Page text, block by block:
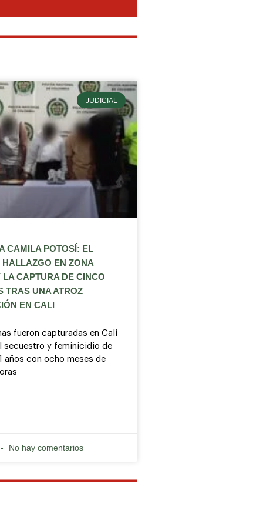
JUDICIAL
CAMILA POTOSÍ: EL
EN ZONA
LA CAPTURA DE CINCO
TRAS UNA ATROZ
EN CALI
fueron capturadas en Cali
secuestro y feminicidio de
años con ocho meses de
No hay comentarios